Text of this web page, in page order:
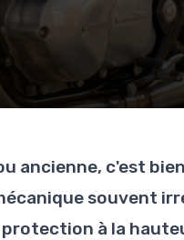
ancienne, c'est
souvent
à la